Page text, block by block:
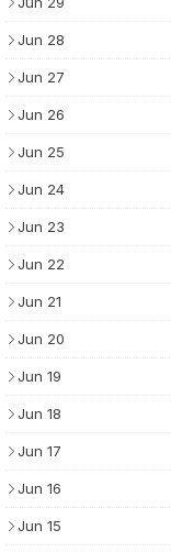
Jun 28
Jun 27
Jun 26
Jun 25
Jun 24
Jun 23
Jun 22
Jun 21
Jun 20
Jun 19
Jun 18
Jun 17
Jun 16
Jun 15